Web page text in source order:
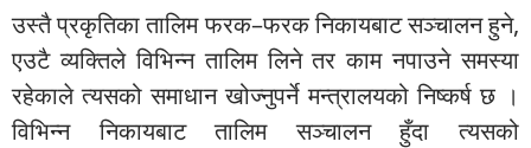
उस्तै प्रकृतिका तालिम फरक–फरक निकायबाट सञ्चालन हुने,
एउटै व्यक्तिले विभिन्न तालिम लिने तर काम नपाउने समस्या
रहेकाले त्यसको समाधान खोज्नुपर्ने मन्त्रालयको निष्कर्ष छ ।
विभिन्न निकायबाट तालिम सञ्चालन हुँदा त्यसको